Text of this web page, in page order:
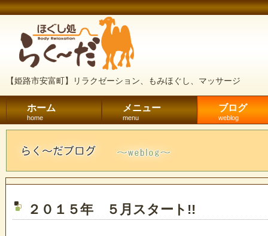
【姫路市安富町】リラクゼーション、もみほぐし、マッサージ
ホーム
home
メニュー
menu
ブログ
weblog
２０１５年 ５月スタート!!